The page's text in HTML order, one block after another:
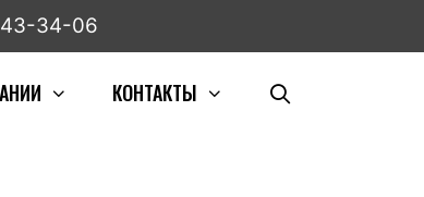
34-06
КОНТАКТЫ